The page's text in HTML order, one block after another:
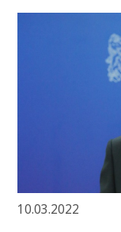
10.03.2022